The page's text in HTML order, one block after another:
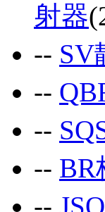
射器
-- SV
--
--
-- BR